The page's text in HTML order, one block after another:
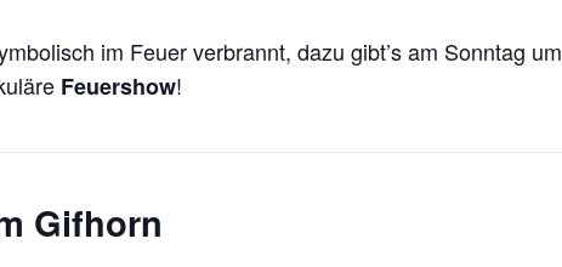
im Feuer verbrannt, dazu gibt’s am Sonntag um
Feuershow!
Gifhorn